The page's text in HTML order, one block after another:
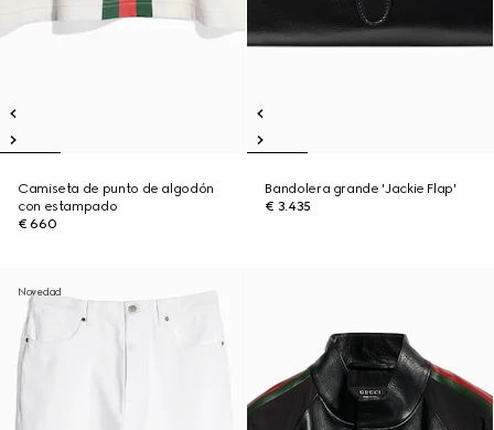
Camiseta de punto de algodón
con estampado
€ 660
Bandolera grande 'Jackie Flap'
€ 3.435
Novedad